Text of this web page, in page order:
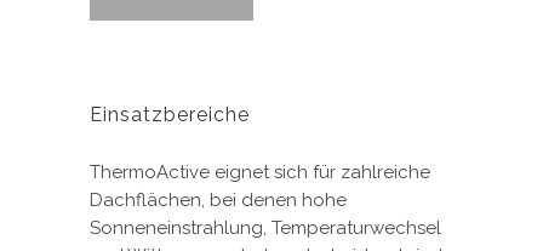
Einsatzbereiche
ThermoActive eignet sich für zahlreiche
Dachflächen, bei denen hohe
Sonneneinstrahlung, Temperaturwechsel